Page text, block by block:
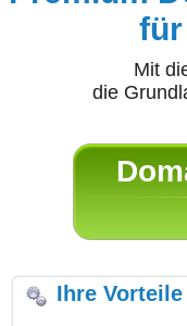
Mit
die
Ihre Vorteile